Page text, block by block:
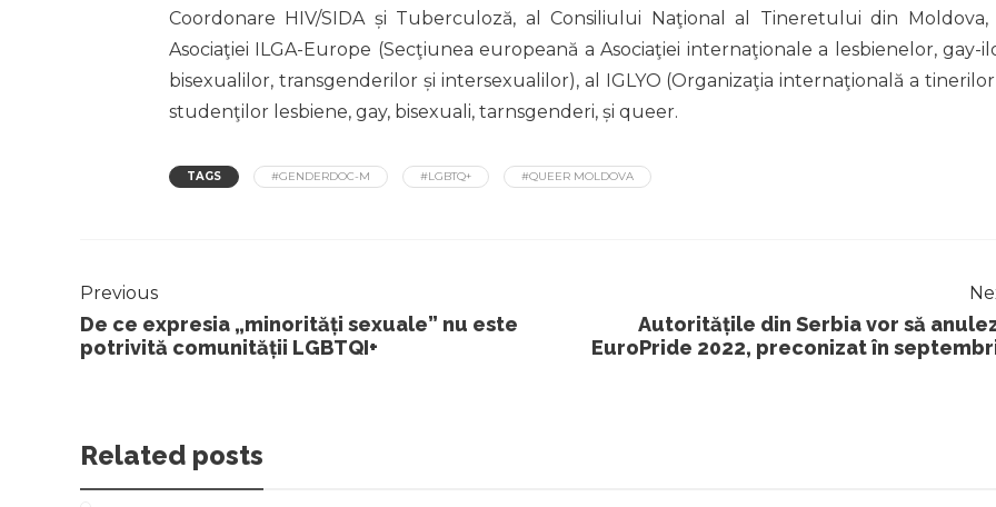
Coordonare HIV/SIDA și Tuberculoză, al Consiliului Naţional al Tineretului din Moldova,
Asociaţiei ILGA-Europe (Secţiunea europeană a Asociaţiei internaţionale a lesbienelor, gay-
bisexualilor, transgenderilor și intersexualilor), al IGLYO (Organizaţia internaţională a tinerilor
studenţilor lesbiene, gay, bisexuali, tarnsgenderi, și queer.
TAGS #GENDERDOC-M #LGBTQ+ #QUEER MOLDOVA
Previous
De ce expresia „minorități sexuale” nu este
potrivită comunității LGBTQI+
Autoritățile din Serbia vor să
EuroPride 2022, preconizat în
Related posts